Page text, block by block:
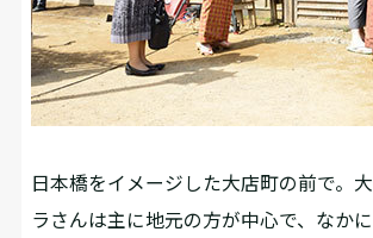
日本橋をイメージした大店町の前で。
ラさんは主に地元の方が中心で、なか